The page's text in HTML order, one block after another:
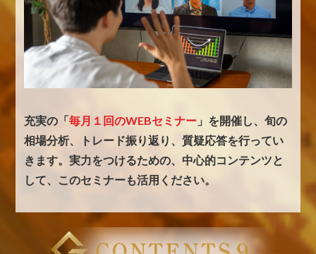
充実の「毎月１回のWEBセミナー 」を開催し、旬の
相場分析、トレード振り返り、質疑応答を行ってい
きます。実力をつけるための、中心的コンテンツと
して、このセミナーも活用ください。